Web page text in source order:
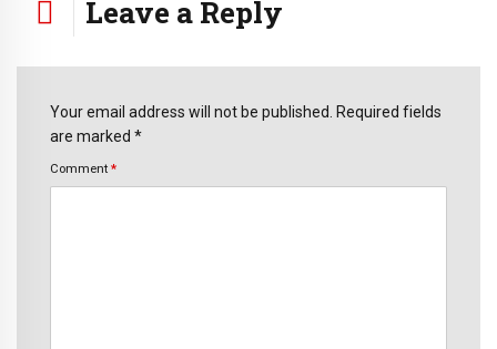
Leave a Reply
Your email address will not be published. Required fields
are marked *
Comment *